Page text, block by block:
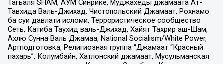
Тагьаля SHAM, АУМ Синрике, Муджахеды джамаата Ат-
Тавхида Валь-Джихад, Чистопольский Джамаат, Рохнамо
ба суи давлати исломи, Террористическое сообщество
Сеть, Катиба Таухид валь-Джихад, Хайят Тахрир аш-Шам,
Ахлю Сунна Валь Джамаа, National Socialism/White Power,
Артподготовка, Религиозная группа “Джамаат “Красный
пахарь”, Колумбайн, Хатлонский джамаат, Мусульманская